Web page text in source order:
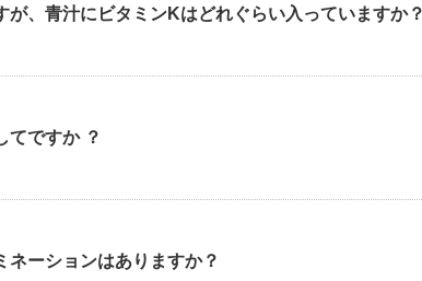
、青汁にビタミンKはどれぐらい入っていますか？
てですか ？
ネーションはありますか？